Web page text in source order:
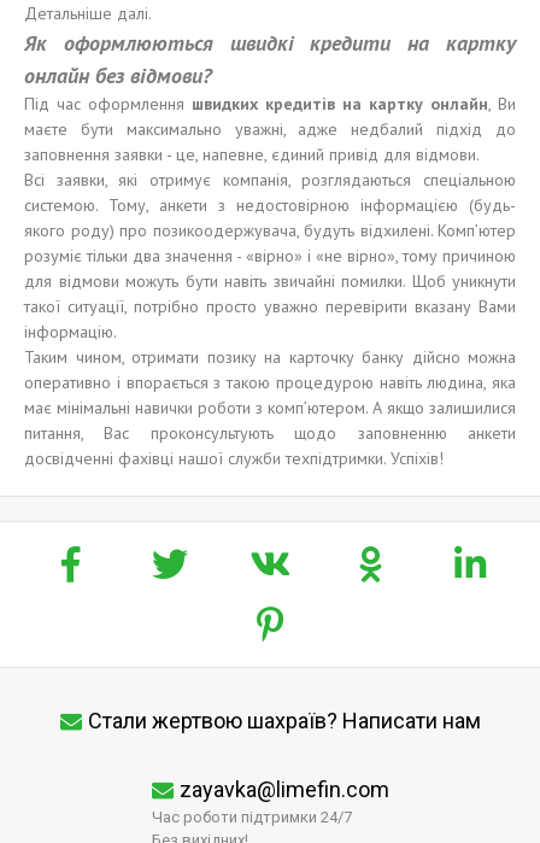
Детальніше далі.
Як оформлюються швидкі кредити на картку
онлайн без відмови?
Під час оформлення швидких кредитів на картку онлайн, Ви
маєте бути максимально уважні, адже недбалий підхід до
заповнення заявки - це, напевне, єдиний привід для відмови.
Всі заявки, які отримує компанія, розглядаються спеціальною
системою. Тому, анкети з недостовірною інформацією (будь-
якого роду) про позикоодержувача, будуть відхилені. Комп’ютер
розуміє тільки два значення - «вірно» і «не вірно», тому причиною
для відмови можуть бути навіть звичайні помилки. Щоб уникнути
такої ситуації, потрібно просто уважно перевірити вказану Вами
інформацію.
Таким чином, отримати позику на карточку банку дійсно можна
оперативно і впорається з такою процедурою навіть людина, яка
має мінімальні навички роботи з комп’ютером. А якщо залишилися
питання, Вас проконсультують щодо заповненню анкети
досвідченні фахівці нашої служби техпідтримки. Успіхів!
Стали жертвою шахраїв? Написати нам
zayavka@limefin.com
Час роботи підтримки 24/7